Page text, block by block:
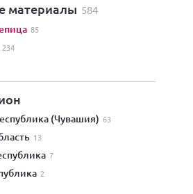
материалы 584
85
234
(Чувашия) 63
13
7
2